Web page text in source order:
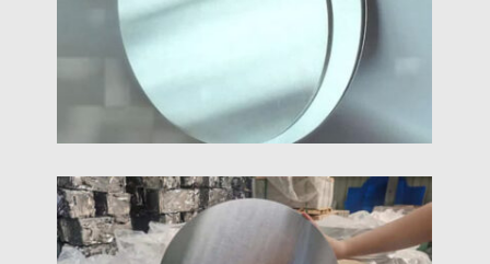
8011 অ্যালুমিনিয়াম সার্কেল
8011 অ্যালুমিনিয়াম সার্কেল ডিস্ক মূলত অ্যালুমিনিয়াম দিয়ে তৈরি একটি